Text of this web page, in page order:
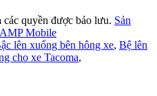
quyền được bảo lưu. Sản
AMP Mobile
lên xuống bên hông xe, Bệ lên
cho xe Tacoma,